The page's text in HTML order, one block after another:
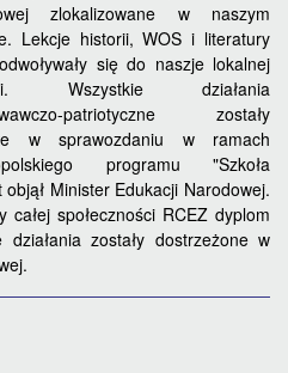
zlokalizowane w naszym
Lekcje historii, WOS i literatury
się do naszje lokalnej
Wszystkie działania
patriotyczne zostały
w sprawozdaniu w ramach
programu "Szkoła
Minister Edukacji Narodowej.
społeczności RCEZ dyplom
zostały dostrzeżone w